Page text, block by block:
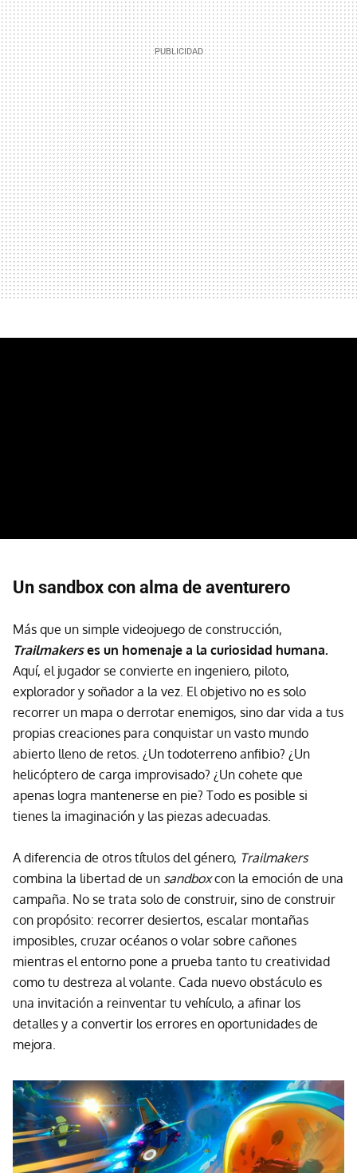
Un sandbox con alma de aventurero
Más que un simple videojuego de construcción,
Trailmakerses un homenaje a la curiosidad humana.
Aquí, el jugador se convierte en ingeniero, piloto,
explorador y soñador a la vez. El objetivo no es solo
recorrer un mapa o derrotar enemigos, sino dar vida a tus
propias creaciones para conquistar un vasto mundo
abierto lleno de retos. ¿Un todoterreno anfibio? ¿Un
helicóptero de carga improvisado? ¿Un cohete que
apenas logra mantenerse en pie? Todo es posible si
tienes la imaginación y las piezas adecuadas.
A diferencia de otros títulos del género, Trailmakers
combina la libertad de un sandboxcon la emoción de una
campaña. No se trata solo de construir, sino de construir
con propósito: recorrer desiertos, escalar montañas
imposibles, cruzar océanos o volar sobre cañones
mientras el entorno pone a prueba tanto tu creatividad
como tu destreza al volante. Cada nuevo obstáculo es
una invitación a reinventar tu vehículo, a afinar los
detalles y a convertir los errores en oportunidades de
mejora.